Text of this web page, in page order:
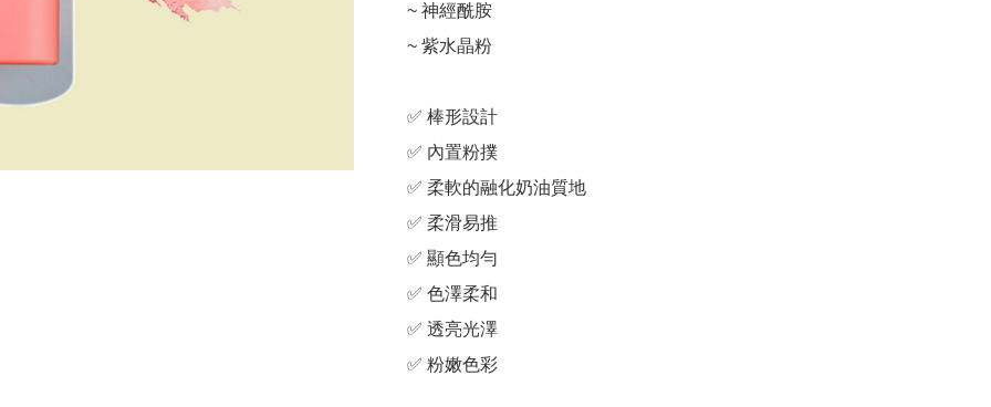
~ 神經酰胺
~ 紫水晶粉
✅ 棒形設計
✅ 內置粉撲
✅ 柔軟的融化奶油質地
✅ 柔滑易推
✅ 顯色均勻
✅ 色澤柔和
✅ 透亮光澤
✅ 粉嫩色彩